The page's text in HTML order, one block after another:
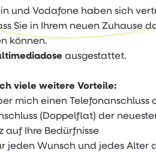
und Vodafone haben sich
Sie in Ihrem neuen Zuhause
können.
ausgestattet.
viele weitere Vorteile:
mich einen Telefonanschluss
(Doppelflat) der
auf Ihre Bedürfnisse
jeden Wunsch und jedes Alter